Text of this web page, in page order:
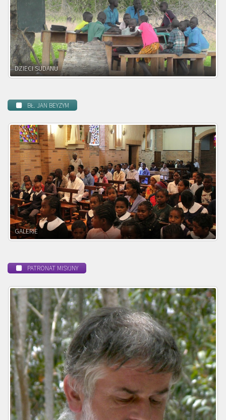
DZIECI ZAMBII
BŁ. JAN BEYZYM
POWOŁANIE MISYJNE
PATRONAT MISYJNY